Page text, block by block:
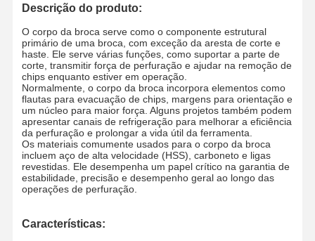
Descrição do produto:
O corpo da broca serve como o componente estrutural
primário de uma broca, com exceção da aresta de corte e
haste. Ele serve várias funções, como suportar a parte de
corte, transmitir força de perfuração e ajudar na remoção de
chips enquanto estiver em operação.
Normalmente, o corpo da broca incorpora elementos como
flautas para evacuação de chips, margens para orientação e
um núcleo para maior força. Alguns projetos também podem
apresentar canais de refrigeração para melhorar a eficiência
da perfuração e prolongar a vida útil da ferramenta.
Os materiais comumente usados ​​para o corpo da broca
incluem aço de alta velocidade (HSS), carboneto e ligas
revestidas. Ele desempenha um papel crítico na garantia de
estabilidade, precisão e desempenho geral ao longo das
operações de perfuração.
Características: